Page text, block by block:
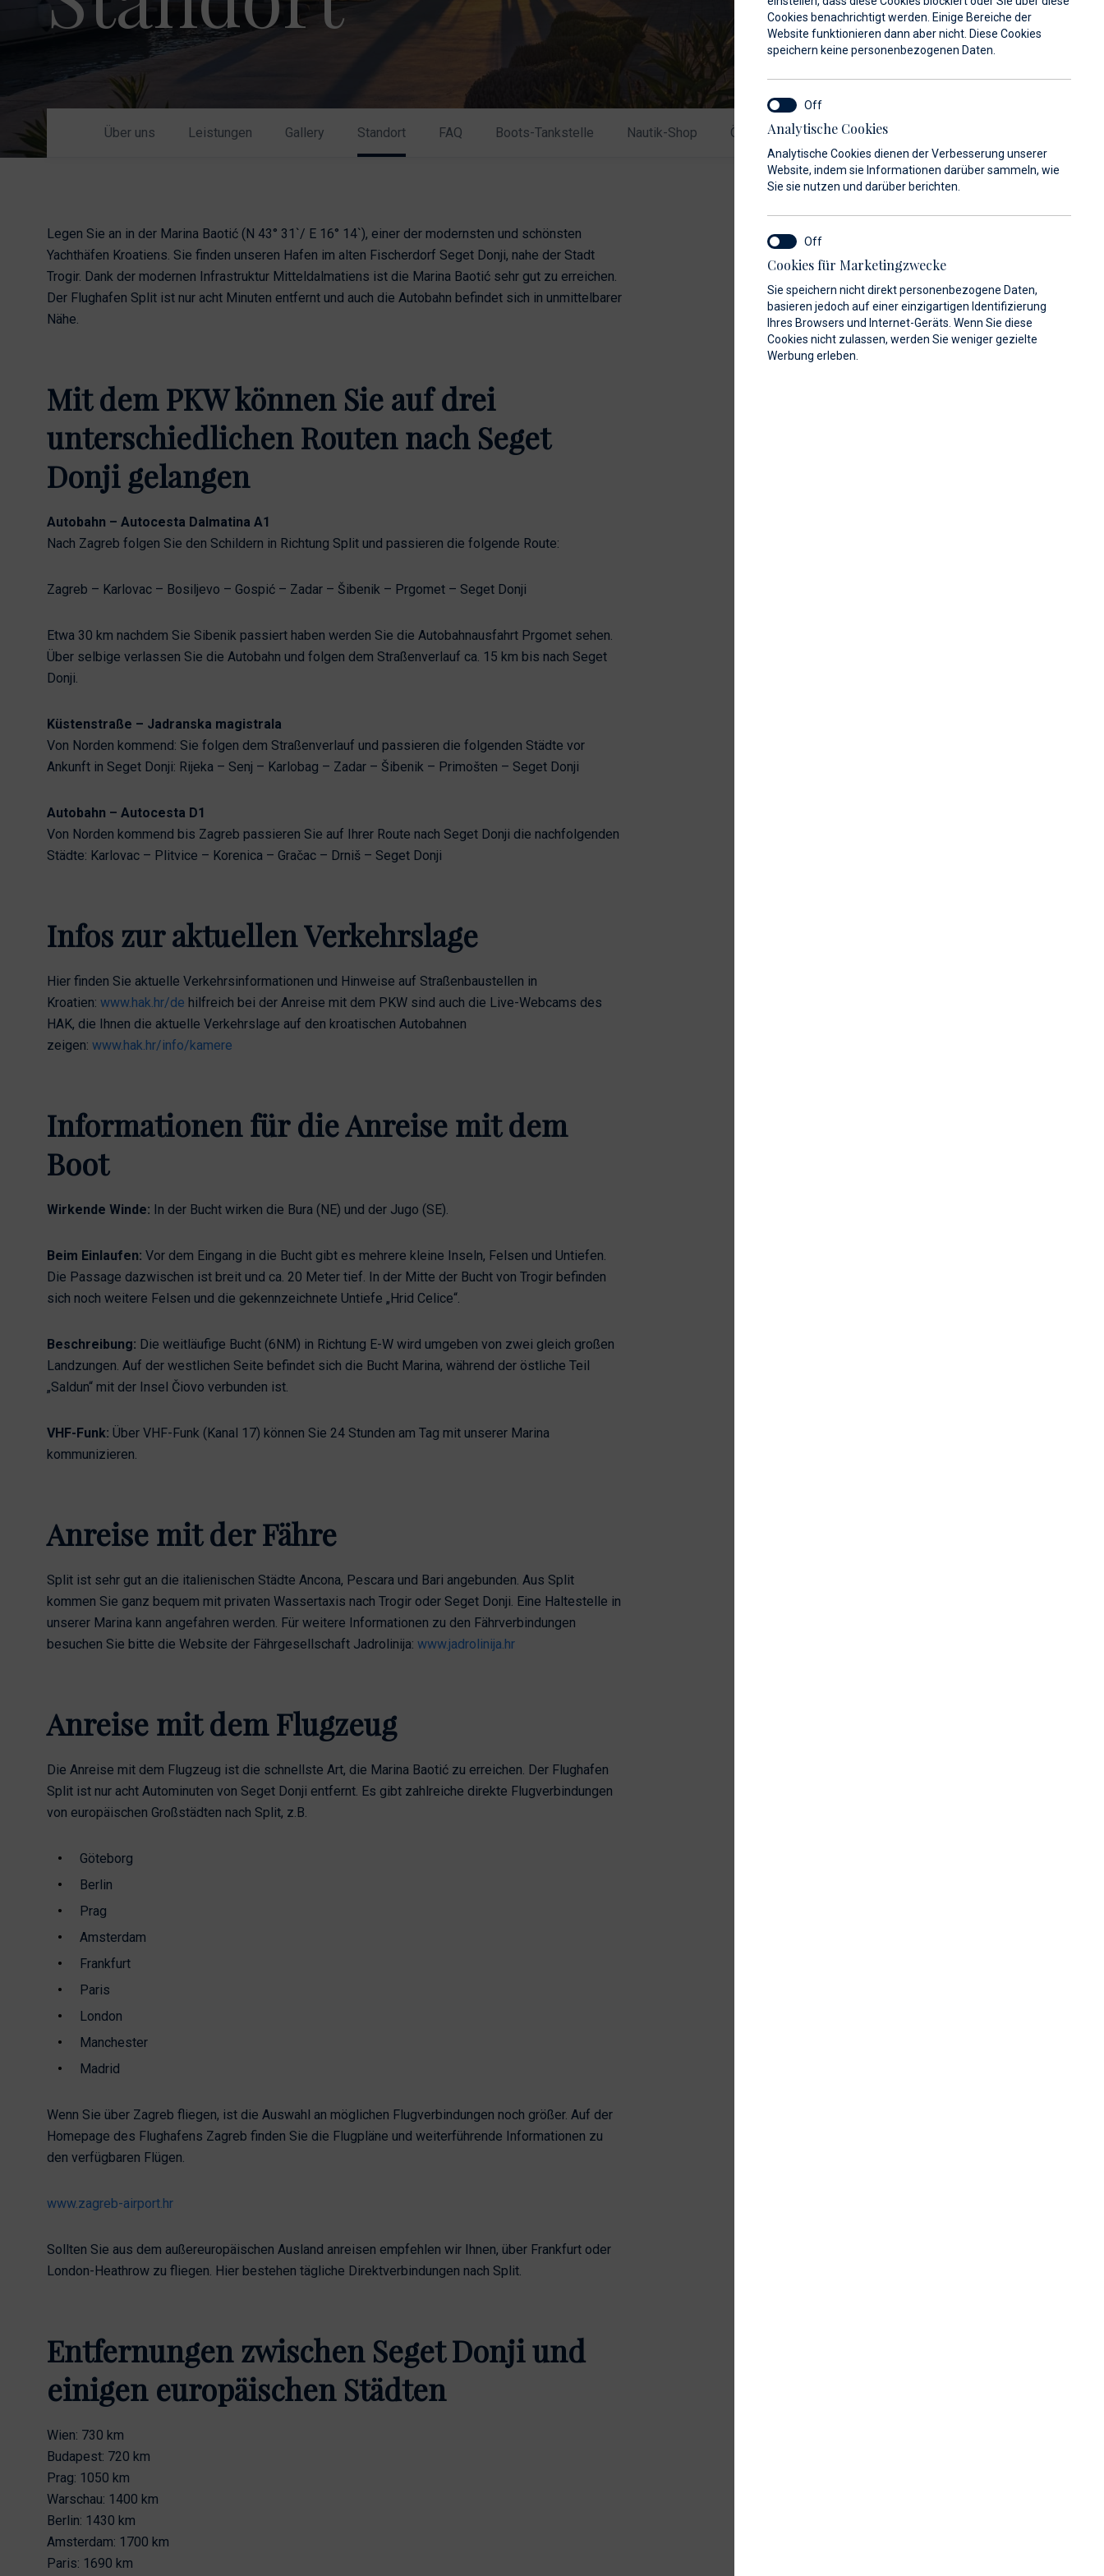
Liegeplätze 2.0
Nikhen Yachts
Williams Jet
Über uns Leistungen Gallery Standort FAQ Boots-Tankstelle Nautik-Shop Ökologie Liegeplätze 2.0
Legen Sie an in der Marina Baotić (N 43° 31`/ E 16° 14`), einer der modernsten und schönsten
Yachthäfen Kroatiens. Sie finden unseren Hafen im alten Fischerdorf Seget Donji, nahe der Stadt
Trogir. Dank der modernen Infrastruktur Mitteldalmatiens ist die Marina Baotić sehr gut zu erreichen.
Der Flughafen Split ist nur acht Minuten entfernt und auch die Autobahn befindet sich in unmittelbarer
Nähe.
Mit dem PKW können Sie auf drei
unterschiedlichen Routen nach Seget
Donji gelangen
Autobahn – Autocesta Dalmatina A1
Nach Zagreb folgen Sie den Schildern in Richtung Split und passieren die folgende Route:
Zagreb – Karlovac – Bosiljevo – Gospić – Zadar – Šibenik – Prgomet – Seget Donji
Etwa 30 km nachdem Sie Sibenik passiert haben werden Sie die Autobahnausfahrt Prgomet sehen.
Über selbige verlassen Sie die Autobahn und folgen dem Straßenverlauf ca. 15 km bis nach Seget
Donji.
Küstenstraße – Jadranska magistrala
Von Norden kommend: Sie folgen dem Straßenverlauf und passieren die folgenden Städte vor
Ankunft in Seget Donji: Rijeka – Senj – Karlobag – Zadar – Šibenik – Primošten – Seget Donji
Autobahn – Autocesta D1
Von Norden kommend bis Zagreb passieren Sie auf Ihrer Route nach Seget Donji die nachfolgenden
Städte: Karlovac – Plitvice – Korenica – Gračac – Drniš – Seget Donji
Infos zur aktuellen Verkehrslage
Hier finden Sie aktuelle Verkehrsinformationen und Hinweise auf Straßenbaustellen in
Kroatien: www.hak.hr/de hilfreich bei der Anreise mit dem PKW sind auch die Live-Webcams des
HAK, die Ihnen die aktuelle Verkehrslage auf den kroatischen Autobahnen
zeigen: www.hak.hr/info/kamere
Informationen für die Anreise mit dem
Boot
Wirkende Winde: In der Bucht wirken die Bura (NE) und der Jugo (SE).
Beim Einlaufen: Vor dem Eingang in die Bucht gibt es mehrere kleine Inseln, Felsen und Untiefen.
Die Passage dazwischen ist breit und ca. 20 Meter tief. In der Mitte der Bucht von Trogir befinden
sich noch weitere Felsen und die gekennzeichnete Untiefe „Hrid Celice“.
Beschreibung: Die weitläufige Bucht (6NM) in Richtung E-W wird umgeben von zwei gleich großen
Landzungen. Auf der westlichen Seite befindet sich die Bucht Marina, während der östliche Teil
„Saldun“ mit der Insel Čiovo verbunden ist.
VHF-Funk: Über VHF-Funk (Kanal 17) können Sie 24 Stunden am Tag mit unserer Marina
kommunizieren.
Anreise mit der Fähre
Split ist sehr gut an die italienischen Städte Ancona, Pescara und Bari angebunden. Aus Split
kommen Sie ganz bequem mit privaten Wassertaxis nach Trogir oder Seget Donji. Eine Haltestelle in
unserer Marina kann angefahren werden. Für weitere Informationen zu den Fährverbindungen
besuchen Sie bitte die Website der Fährgesellschaft Jadrolinija: www.jadrolinija.hr
Anreise mit dem Flugzeug
Die Anreise mit dem Flugzeug ist die schnellste Art, die Marina Baotić zu erreichen. Der Flughafen
Split ist nur acht Autominuten von Seget Donji entfernt. Es gibt zahlreiche direkte Flugverbindungen
von europäischen Großstädten nach Split, z.B.
Göteborg
Berlin
Prag
Amsterdam
Frankfurt
Paris
London
Manchester
Madrid
Wenn Sie über Zagreb fliegen, ist die Auswahl an möglichen Flugverbindungen noch größer. Auf der
Homepage des Flughafens Zagreb finden Sie die Flugpläne und weiterführende Informationen zu
den verfügbaren Flügen.
www.zagreb-airport.hr
Sollten Sie aus dem außereuropäischen Ausland anreisen empfehlen wir Ihnen, über Frankfurt oder
London-Heathrow zu fliegen. Hier bestehen tägliche Direktverbindungen nach Split.
Entfernungen zwischen Seget Donji und
einigen europäischen Städten
Wien: 730 km
Budapest: 720 km
Prag: 1050 km
Warschau: 1400 km
Berlin: 1430 km
Amsterdam: 1700 km
Paris: 1690 km
Cookies benachrichtigt werden. Einige Bereiche der
Website funktionieren dann aber nicht. Diese Cookies
speichern keine personenbezogenen Daten.
Analytische Cookies
Analytische Cookies dienen der Verbesserung unserer
Website, indem sie Informationen darüber sammeln, wie
Sie sie nutzen und darüber berichten.
Cookies für Marketingzwecke
Sie speichern nicht direkt personenbezogene Daten,
basieren jedoch auf einer einzigartigen Identifizierung
Ihres Browsers und Internet-Geräts. Wenn Sie diese
Cookies nicht zulassen, werden Sie weniger gezielte
Werbung erleben.